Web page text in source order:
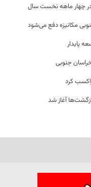
مکانیزه دفع می‌شود
پایدار
جنوبی
کرد